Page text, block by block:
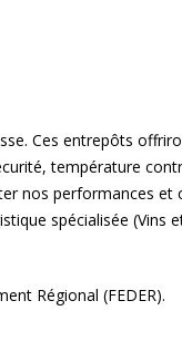
Ces entrepôts
température
nos performances et
spécialisée (Vins
Régional (FEDER).